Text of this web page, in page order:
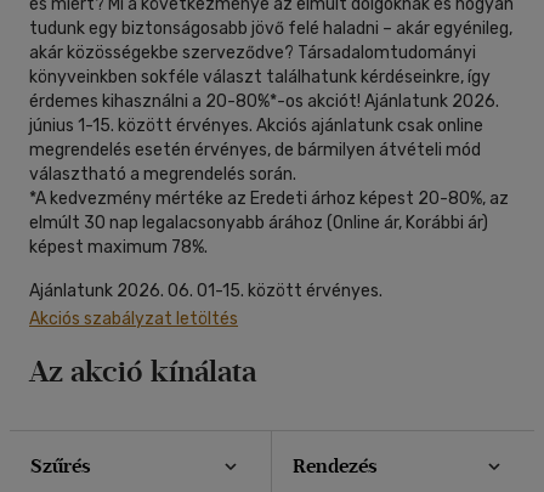
és miért? Mi a következménye az elmúlt dolgoknak és hogyan
tudunk egy biztonságosabb jövő felé haladni – akár egyénileg,
akár közösségekbe szerveződve? Társadalomtudományi
könyveinkben sokféle választ találhatunk kérdéseinkre, így
érdemes kihasználni a 20-80%*-os akciót! Ajánlatunk 2026.
június 1-15. között érvényes. Akciós ajánlatunk csak online
megrendelés esetén érvényes, de bármilyen átvételi mód
választható a megrendelés során.
*A kedvezmény mértéke az Eredeti árhoz képest 20-80%, az
elmúlt 30 nap legalacsonyabb árához (Online ár, Korábbi ár)
képest maximum 78%.
Ajánlatunk 2026. 06. 01-15. között érvényes.
Akciós szabályzat letöltés
Az akció kínálata
mind(3)
Felnőtt(273)
Nyelv szerint
Magyar (274)
Angol(3)
Francia(1)
Magyar - latin(1)
Szűrés Rendezés
40 db / oldal
Alkalmaz